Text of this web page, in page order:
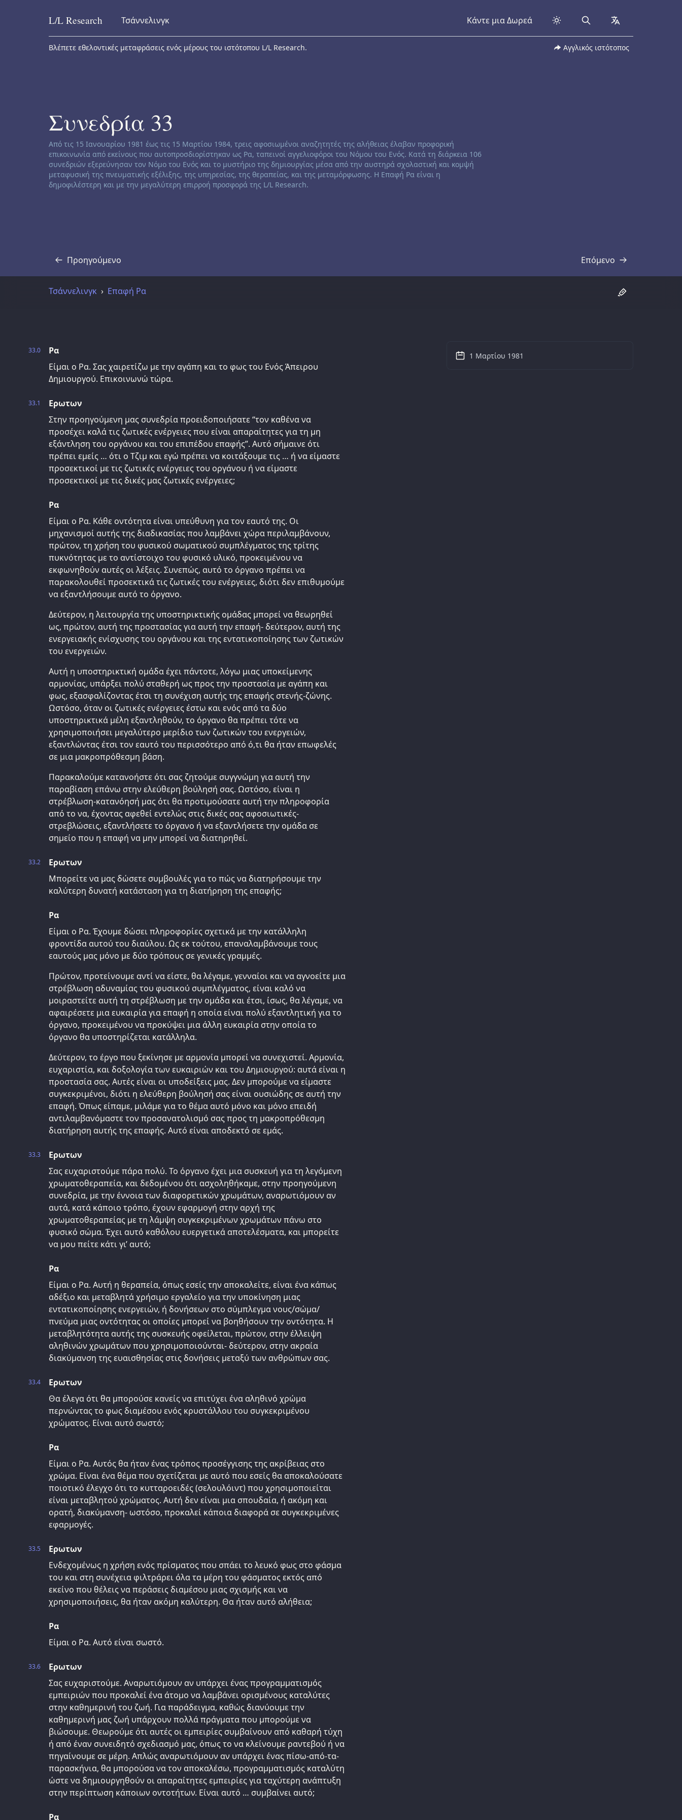
Skip to content
L/L Research Τσάννελινγκ Κάντε μια Δωρεά Search collapsed
Βλέπετε εθελοντικές μεταφράσεις ενός μέρους του ιστότοπου L/L Research. Αγγλικός ιστότοπος
Συνεδρία 33
Channeling disclaimer:
Από τις 15 Ιανουαρίου 1981 έως τις 15 Μαρτίου 1984, τρεις αφοσιωμένοι αναζητητές της αλήθειας έλαβαν προφορική
επικοινωνία από εκείνους που αυτοπροσδιορίστηκαν ως Ρα, ταπεινοί αγγελιοφόροι του Νόμου του Ενός. Κατά τη διάρκεια 106
συνεδριών εξερεύνησαν τον Νόμο του Ενός και το μυστήριο της δημιουργίας μέσα από την αυστηρά σχολαστική και κομψή
μεταφυσική της πνευματικής εξέλιξης, της υπηρεσίας, της θεραπείας, και της μεταμόρφωσης. Η Επαφή Ρα είναι η
δημοφιλέστερη και με την μεγαλύτερη επιρροή προσφορά της L/L Research.
Προηγούμενο
Απομαγνητοφώνηση Επόμενο
Απομαγνητοφώνηση
Τσάννελινγκ Επαφή Ρα
33.0
Ρα
Είμαι ο Ρα. Σας χαιρετίζω με την αγάπη και το φως του Ενός Άπειρου
Δημιουργού. Επικοινωνώ τώρα.
33.1
Ερωτων
Στην προηγούμενη μας συνεδρία προειδοποιήσατε “τον καθένα να
προσέχει καλά τις ζωτικές ενέργειες που είναι απαραίτητες για τη μη
εξάντληση του οργάνου και του επιπέδου επαφής”. Αυτό σήμαινε ότι
πρέπει εμείς … ότι ο Τζιμ και εγώ πρέπει να κοιτάξουμε τις … ή να είμαστε
προσεκτικοί με τις ζωτικές ενέργειες του οργάνου ή να είμαστε
προσεκτικοί με τις δικές μας ζωτικές ενέργειες;
Ρα
Είμαι ο Ρα. Κάθε οντότητα είναι υπεύθυνη για τον εαυτό της. Οι
μηχανισμοί αυτής της διαδικασίας που λαμβάνει χώρα περιλαμβάνουν,
πρώτον, τη χρήση του φυσικού σωματικού συμπλέγματος της τρίτης
πυκνότητας με το αντίστοιχο του φυσικό υλικό, προκειμένου να
εκφωνηθούν αυτές οι λέξεις. Συνεπώς, αυτό το όργανο πρέπει να
παρακολουθεί προσεκτικά τις ζωτικές του ενέργειες, διότι δεν επιθυμούμε
να εξαντλήσουμε αυτό το όργανο.
Δεύτερον, η λειτουργία της υποστηρικτικής ομάδας μπορεί να θεωρηθεί
ως, πρώτον, αυτή της προστασίας για αυτή την επαφή- δεύτερον, αυτή της
ενεργειακής ενίσχυσης του οργάνου και της εντατικοποίησης των ζωτικών
του ενεργειών.
Αυτή η υποστηρικτική ομάδα έχει πάντοτε, λόγω μιας υποκείμενης
αρμονίας, υπάρξει πολύ σταθερή ως προς την προστασία με αγάπη και
φως, εξασφαλίζοντας έτσι τη συνέχιση αυτής της επαφής στενής-ζώνης.
Ωστόσο, όταν οι ζωτικές ενέργειες έστω και ενός από τα δύο
υποστηρικτικά μέλη εξαντληθούν, το όργανο θα πρέπει τότε να
χρησιμοποιήσει μεγαλύτερο μερίδιο των ζωτικών του ενεργειών,
εξαντλώντας έτσι τον εαυτό του περισσότερο από ό,τι θα ήταν επωφελές
σε μια μακροπρόθεσμη βάση.
Παρακαλούμε κατανοήστε ότι σας ζητούμε συγγνώμη για αυτή την
παραβίαση επάνω στην ελεύθερη βούλησή σας. Ωστόσο, είναι η
στρέβλωση-κατανόησή μας ότι θα προτιμούσατε αυτή την πληροφορία
από το να, έχοντας αφεθεί εντελώς στις δικές σας αφοσιωτικές-
στρεβλώσεις, εξαντλήσετε το όργανο ή να εξαντλήσετε την ομάδα σε
σημείο που η επαφή να μην μπορεί να διατηρηθεί.
33.2
Ερωτων
Μπορείτε να μας δώσετε συμβουλές για το πώς να διατηρήσουμε την
καλύτερη δυνατή κατάσταση για τη διατήρηση της επαφής;
Ρα
Είμαι ο Ρα. Έχουμε δώσει πληροφορίες σχετικά με την κατάλληλη
φροντίδα αυτού του διαύλου. Ως εκ τούτου, επαναλαμβάνουμε τους
εαυτούς μας μόνο με δύο τρόπους σε γενικές γραμμές.
Πρώτον, προτείνουμε αντί να είστε, θα λέγαμε, γενναίοι και να αγνοείτε μια
στρέβλωση αδυναμίας του φυσικού συμπλέγματος, είναι καλό να
μοιραστείτε αυτή τη στρέβλωση με την ομάδα και έτσι, ίσως, θα λέγαμε, να
αφαιρέσετε μια ευκαιρία για επαφή η οποία είναι πολύ εξαντλητική για το
όργανο, προκειμένου να προκύψει μια άλλη ευκαιρία στην οποία το
όργανο θα υποστηρίζεται κατάλληλα.
Δεύτερον, το έργο που ξεκίνησε με αρμονία μπορεί να συνεχιστεί. Αρμονία,
ευχαριστία, και δοξολογία των ευκαιριών και του Δημιουργού: αυτά είναι η
προστασία σας. Αυτές είναι οι υποδείξεις μας. Δεν μπορούμε να είμαστε
συγκεκριμένοι, διότι η ελεύθερη βούλησή σας είναι ουσιώδης σε αυτή την
επαφή. Όπως είπαμε, μιλάμε για το θέμα αυτό μόνο και μόνο επειδή
αντιλαμβανόμαστε τον προσανατολισμό σας προς τη μακροπρόθεσμη
διατήρηση αυτής της επαφής. Αυτό είναι αποδεκτό σε εμάς.
33.3
Ερωτων
Σας ευχαριστούμε πάρα πολύ. Το όργανο έχει μια συσκευή για τη λεγόμενη
χρωματοθεραπεία, και δεδομένου ότι ασχοληθήκαμε, στην προηγούμενη
συνεδρία, με την έννοια των διαφορετικών χρωμάτων, αναρωτιόμουν αν
αυτά, κατά κάποιο τρόπο, έχουν εφαρμογή στην αρχή της
χρωματοθεραπείας με τη λάμψη συγκεκριμένων χρωμάτων πάνω στο
φυσικό σώμα. Έχει αυτό καθόλου ευεργετικά αποτελέσματα, και μπορείτε
να μου πείτε κάτι γι’ αυτό;
Ρα
Είμαι ο Ρα. Αυτή η θεραπεία, όπως εσείς την αποκαλείτε, είναι ένα κάπως
αδέξιο και μεταβλητά χρήσιμο εργαλείο για την υποκίνηση μιας
εντατικοποίησης ενεργειών, ή δονήσεων στο σύμπλεγμα νους/σώμα/
πνεύμα μιας οντότητας οι οποίες μπορεί να βοηθήσουν την οντότητα. Η
μεταβλητότητα αυτής της συσκευής οφείλεται, πρώτον, στην έλλειψη
αληθινών χρωμάτων που χρησιμοποιούνται- δεύτερον, στην ακραία
διακύμανση της ευαισθησίας στις δονήσεις μεταξύ των ανθρώπων σας.
33.4
Ερωτων
Θα έλεγα ότι θα μπορούσε κανείς να επιτύχει ένα αληθινό χρώμα
περνώντας το φως διαμέσου ενός κρυστάλλου του συγκεκριμένου
χρώματος. Είναι αυτό σωστό;
Ρα
Είμαι ο Ρα. Αυτός θα ήταν ένας τρόπος προσέγγισης της ακρίβειας στο
χρώμα. Είναι ένα θέμα που σχετίζεται με αυτό που εσείς θα αποκαλούσατε
ποιοτικό έλεγχο ότι το κυτταροειδές (σελουλόιντ) που χρησιμοποιείται
είναι μεταβλητού χρώματος. Αυτή δεν είναι μια σπουδαία, ή ακόμη και
ορατή, διακύμανση- ωστόσο, προκαλεί κάποια διαφορά σε συγκεκριμένες
εφαρμογές.
33.5
Ερωτων
Ενδεχομένως η χρήση ενός πρίσματος που σπάει το λευκό φως στο φάσμα
του και στη συνέχεια φιλτράρει όλα τα μέρη του φάσματος εκτός από
εκείνο που θέλεις να περάσεις διαμέσου μιας σχισμής και να
χρησιμοποιήσεις, θα ήταν ακόμη καλύτερη. Θα ήταν αυτό αλήθεια;
Ρα
Είμαι ο Ρα. Αυτό είναι σωστό.
33.6
Ερωτων
Σας ευχαριστούμε. Αναρωτιόμουν αν υπάρχει ένας προγραμματισμός
εμπειριών που προκαλεί ένα άτομο να λαμβάνει ορισμένους καταλύτες
στην καθημερινή του ζωή. Για παράδειγμα, καθώς διανύουμε την
καθημερινή μας ζωή υπάρχουν πολλά πράγματα που μπορούμε να
βιώσουμε. Θεωρούμε ότι αυτές οι εμπειρίες συμβαίνουν από καθαρή τύχη
ή από έναν συνειδητό σχεδιασμό μας, όπως το να κλείνουμε ραντεβού ή να
πηγαίνουμε σε μέρη. Απλώς αναρωτιόμουν αν υπάρχει ένας πίσω-από-τα-
παρασκήνια, θα μπορούσα να τον αποκαλέσω, προγραμματισμός καταλύτη
ώστε να δημιουργηθούν οι απαραίτητες εμπειρίες για ταχύτερη ανάπτυξη
στην περίπτωση κάποιων οντοτήτων. Είναι αυτό … συμβαίνει αυτό;
Ρα
1 Μαρτίου 1981